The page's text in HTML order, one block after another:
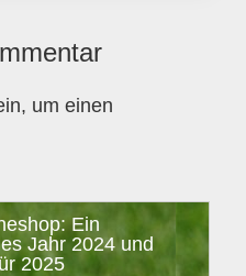
um einen
Ein
Jahr 2024 und
2025